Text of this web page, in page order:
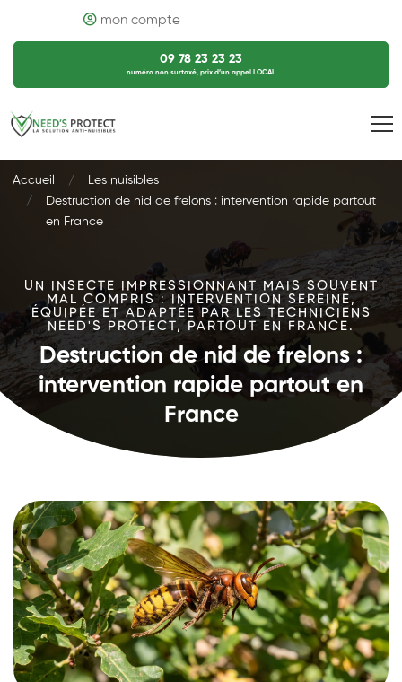
mon compte
09 78 23 23 23
numéro non surtaxé, prix d’un appel LOCAL
Accueil
Les nuisibles
Destruction de nid de frelons : intervention rapide partout
en France
UN INSECTE IMPRESSIONNANT MAIS SOUVENT
MAL COMPRIS : INTERVENTION SEREINE,
ÉQUIPÉE ET ADAPTÉE PAR LES TECHNICIENS
NEED'S PROTECT, PARTOUT EN FRANCE.
Destruction de nid de frelons :
intervention rapide partout en
France